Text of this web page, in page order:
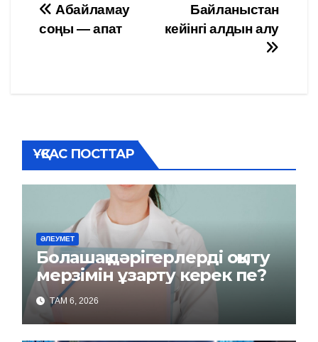
Навигация
по
Байланыстан
кейінгі алдын алу
Абайламау
соңы — апат
ҰҚСАС ПОСТТАР
ӘЛЕУМЕТ
Болашақ дәрігерлерді оқыту
мерзімін ұзарту керек пе?
ТАМ 6, 2026